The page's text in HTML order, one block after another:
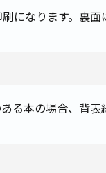
になります。裏面
る本の場合、背